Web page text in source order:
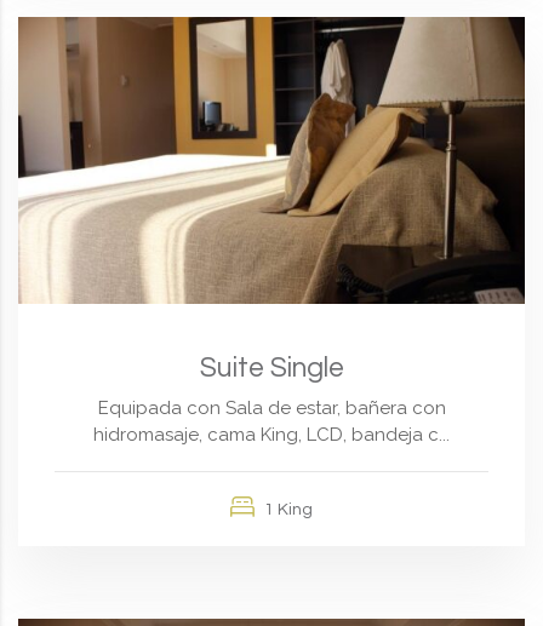
Suite Single
Equipada con Sala de estar, bañera con
hidromasaje, cama King, LCD, bandeja c...
1 King